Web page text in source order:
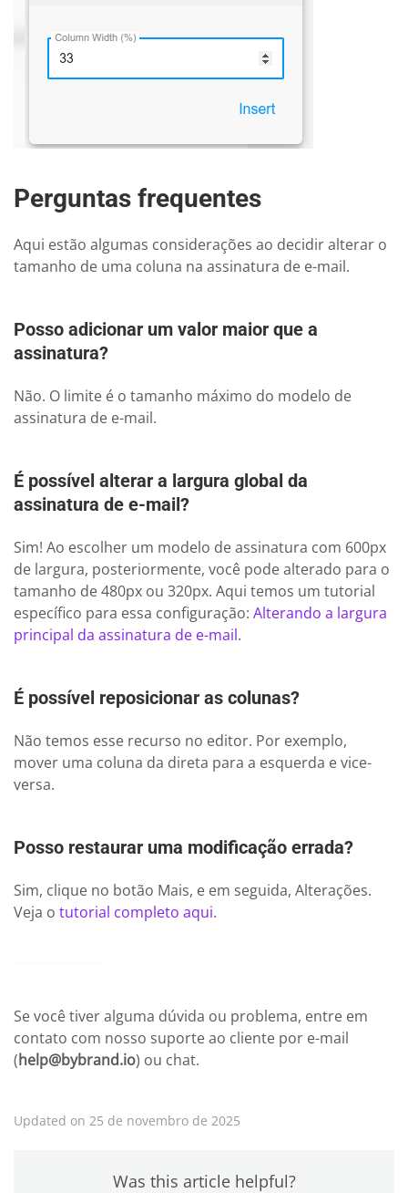
Perguntas frequentes
Aqui estão algumas considerações ao decidir alterar o
tamanho de uma coluna na assinatura de e-mail.
Posso adicionar um valor maior que a
assinatura?
Não. O limite é o tamanho máximo do modelo de
assinatura de e-mail.
É possível alterar a largura global da
assinatura de e-mail?
Sim! Ao escolher um modelo de assinatura com 600px
de largura, posteriormente, você pode alterado para o
tamanho de 480px ou 320px. Aqui temos um tutorial
específico para essa configuração: Alterando a largura
principal da assinatura de e-mail.
É possível reposicionar as colunas?
Não temos esse recurso no editor. Por exemplo,
mover uma coluna da direta para a esquerda e vice-
versa.
Posso restaurar uma modificação errada?
Sim, clique no botão Mais, e em seguida, Alterações.
Veja o tutorial completo aqui.
Se você tiver alguma dúvida ou problema, entre em
contato com nosso suporte ao cliente por e-mail
(help@bybrand.io) ou chat.
Updated on 25 de novembro de 2025
Was this article helpful?